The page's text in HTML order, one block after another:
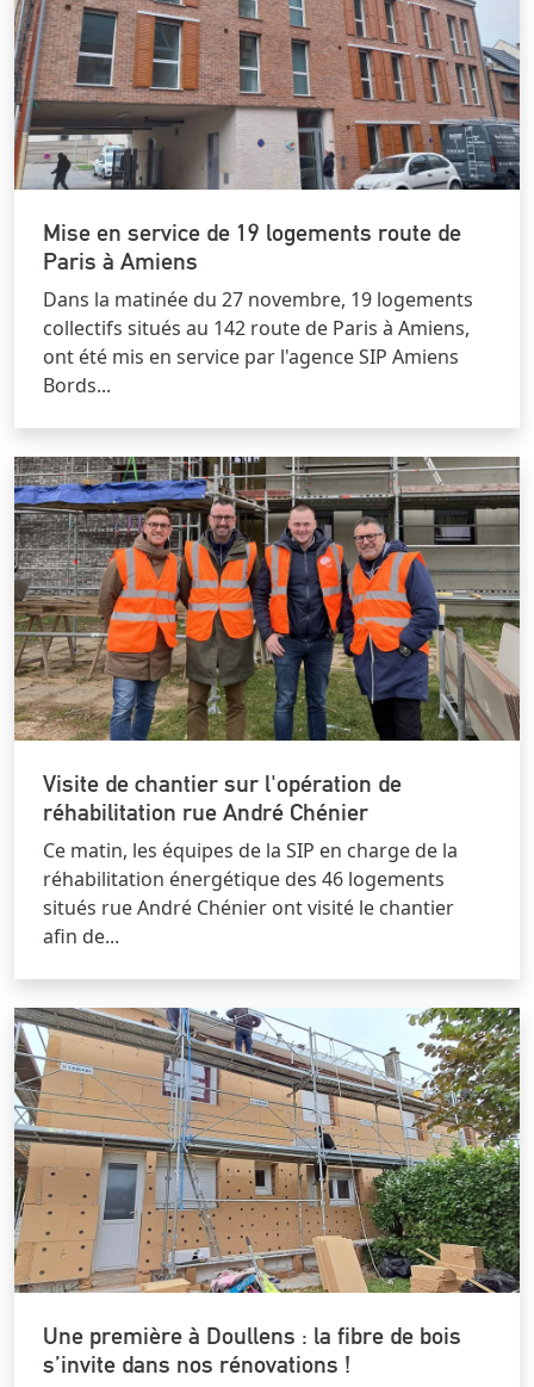
Mise en service de 19 logements route de
Paris à Amiens
Dans la matinée du 27 novembre, 19 logements
collectifs situés au 142 route de Paris à Amiens,
ont été mis en service par l'agence SIP Amiens
Bords...
Visite de chantier sur l'opération de
réhabilitation rue André Chénier
Ce matin, les équipes de la SIP en charge de la
réhabilitation énergétique des 46 logements
situés rue André Chénier ont visité le chantier
afin de...
Une première à Doullens : la fibre de bois
s’invite dans nos rénovations !